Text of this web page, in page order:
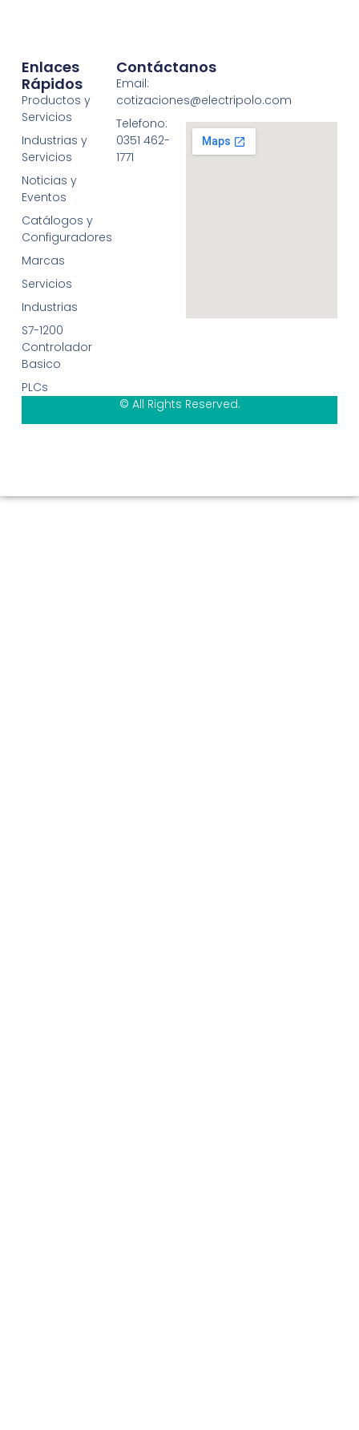
Enlaces
Rápidos
Productos y
Servicios
Industrias y
Servicios
Noticias y
Eventos
Catálogos y
Configuradores
Marcas
Servicios
Industrias
S7-1200
Controlador
Basico
PLCs
Contáctanos
Email:
cotizaciones@electripolo.com
Telefono:
0351 462-
1771
© All Rights Reserved.